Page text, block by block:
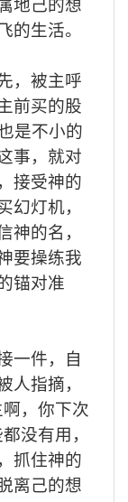
地己的想
的生活。
，被主呼
前买的股
是不小的
事，就对
接受神的
幻灯机，
神的名，
要操练我
锚对准
一件，自
人指摘，
， 你下次
没有用，
抓住神的
离己的想